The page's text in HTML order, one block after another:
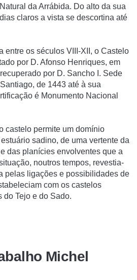
da Arrábida. Do alto da sua
claros a vista se descortina até
entre os séculos VIII-XII, o Castelo
por D. Afonso Henriques, em
por D. Sancho I. Sede
de 1443 até à sua
é Monumento Nacional
castelo permite um domínio
sadino, de uma vertente da
das planícies envolventes que a
noutros tempos, revestia-
pelas ligações e possibilidades de
com os castelos
do Tejo e do Sado.
Michel